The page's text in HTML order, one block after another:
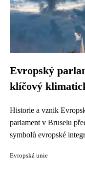
Evropský
klíčový
Historie a vznik
parlament v Bruselu
symbolů evropské
Evropská unie